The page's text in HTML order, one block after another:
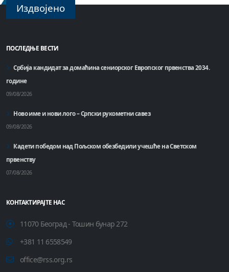
Издвојено
ПОСЛЕДЊЕ ВЕСТИ
Србија кандидат за домаћинa сениорског Европског првенства 2034.
године
09/08/2026
Ново име и нови лого – Српски рукометни савез
09/08/2026
Кадети победом над Пољском обезбедили учешће на Светском
првенству
07/08/2026
КОНТАКТИРАЈТЕ НАС
11070 Београд - Тошин бунар 272
+381 11 6558549
office@rss.org.rs